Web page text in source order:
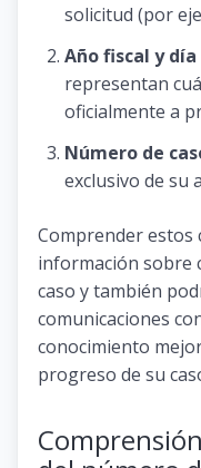
solicitud (por
Año fiscal y
representan
oficialmente a
Número de
exclusivo de su
Comprender estos
información sobre
caso y también
comunicaciones
conocimiento
progreso de su